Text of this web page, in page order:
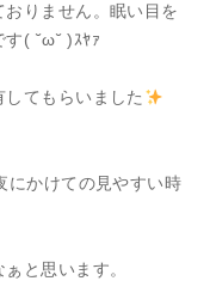
りません。眠い目を
( ˘ω˘ )ｽﾔｧ
てもらいました
にかけての見やすい時
と思います。